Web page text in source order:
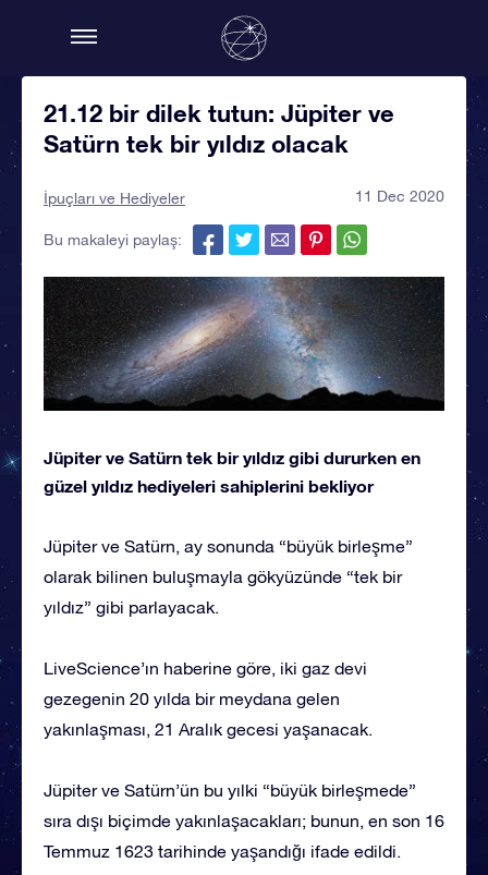
21.12 bir dilek tutun: Jüpiter ve
Satürn tek bir yıldız olacak
İpuçları ve Hediyeler 11 Dec 2020
Bu makaleyi paylaş:
Jüpiter ve Satürn tek bir yıldız gibi dururken en
güzel yıldız hediyeleri sahiplerini bekliyor
Jüpiter ve Satürn, ay sonunda “büyük birleşme”
olarak bilinen buluşmayla gökyüzünde “tek bir
yıldız” gibi parlayacak.
LiveScience’ın haberine göre, iki gaz devi
gezegenin 20 yılda bir meydana gelen
yakınlaşması, 21 Aralık gecesi yaşanacak.
Jüpiter ve Satürn’ün bu yılki “büyük birleşmede”
sıra dışı biçimde yakınlaşacakları; bunun, en son 16
Temmuz 1623 tarihinde yaşandığı ifade edildi.